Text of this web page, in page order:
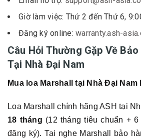
Giờ làm việc: Thứ 2 đến Thứ 6,
Đăng ký online: warranty.ash-
Câu Hỏi Thường Gặp Về
Tại Nhà Đại Nam
Mua loa Marshall tại Nhà Đại
Loa Marshall chính hãng ASH tại
18 tháng (12 tháng tiêu chuẩn +
đăng ký). Tai nghe Marshall bảo